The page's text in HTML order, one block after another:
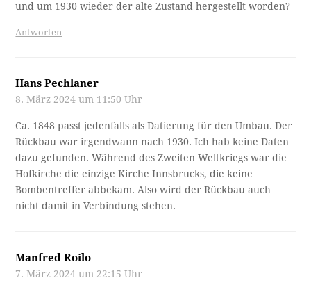
und um 1930 wieder der alte Zustand hergestellt worden?
Antworten
Hans Pechlaner
8. März 2024 um 11:50 Uhr
Ca. 1848 passt jedenfalls als Datierung für den Umbau. Der
Rückbau war irgendwann nach 1930. Ich hab keine Daten
dazu gefunden. Während des Zweiten Weltkriegs war die
Hofkirche die einzige Kirche Innsbrucks, die keine
Bombentreffer abbekam. Also wird der Rückbau auch
nicht damit in Verbindung stehen.
Manfred Roilo
7. März 2024 um 22:15 Uhr